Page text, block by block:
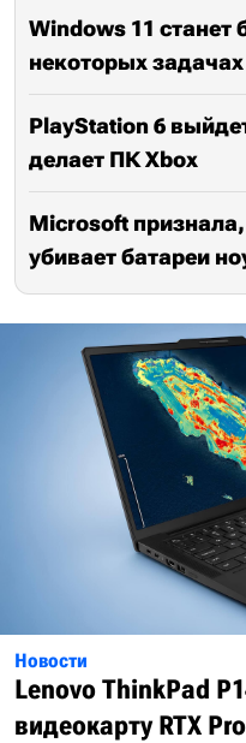
Windows 11 станет
некоторых задачах
PlayStation 6
делает ПК Xbox
Microsoft
убивает батареи
Новости
Lenovo ThinkPad
видеокарту RTX Pro